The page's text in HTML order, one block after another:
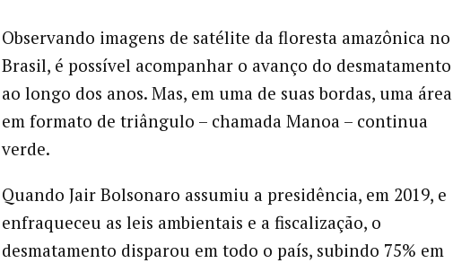
Observando imagens de satélite da floresta amazônica no
Brasil, é possível acompanhar o avanço do desmatamento
ao longo dos anos. Mas, em uma de suas bordas, uma área
em formato de triângulo – chamada Manoa – continua
verde.
Quando Jair Bolsonaro assumiu a presidência, em 2019, e
enfraqueceu as leis ambientais e a fiscalização, o
desmatamento disparou em todo o país, subindo 75% em